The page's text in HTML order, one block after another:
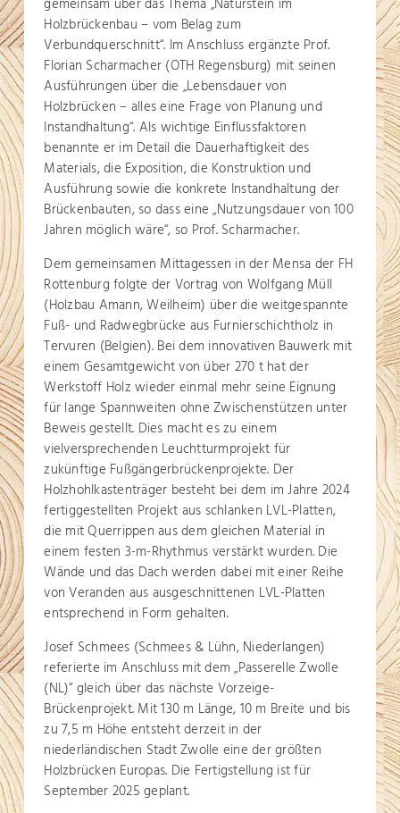
gemeinsam über das Thema „Naturstein im
Holzbrückenbau – vom Belag zum
Verbundquerschnitt“. Im Anschluss ergänzte Prof.
Florian Scharmacher (OTH Regensburg) mit seinen
Ausführungen über die „Lebensdauer von
Holzbrücken – alles eine Frage von Planung und
Instandhaltung“. Als wichtige Einflussfaktoren
benannte er im Detail die Dauerhaftigkeit des
Materials, die Exposition, die Konstruktion und
Ausführung sowie die konkrete Instandhaltung der
Brückenbauten, so dass eine „Nutzungsdauer von 100
Jahren möglich wäre“, so Prof. Scharmacher.
Dem gemeinsamen Mittagessen in der Mensa der FH
Rottenburg folgte der Vortrag von Wolfgang Müll
(Holzbau Amann, Weilheim) über die weitgespannte
Fuß- und Radwegbrücke aus Furnierschichtholz in
Tervuren (Belgien). Bei dem innovativen Bauwerk mit
einem Gesamtgewicht von über 270 t hat der
Werkstoff Holz wieder einmal mehr seine Eignung
für lange Spannweiten ohne Zwischenstützen unter
Beweis gestellt. Dies macht es zu einem
vielversprechenden Leuchtturmprojekt für
zukünftige Fußgängerbrückenprojekte. Der
Holzhohlkastenträger besteht bei dem im Jahre 2024
fertiggestellten Projekt aus schlanken LVL-Platten,
die mit Querrippen aus dem gleichen Material in
einem festen 3-m-Rhythmus verstärkt wurden. Die
Wände und das Dach werden dabei mit einer Reihe
von Veranden aus ausgeschnittenen LVL-Platten
entsprechend in Form gehalten.
Josef Schmees (Schmees & Lühn, Niederlangen)
referierte im Anschluss mit dem „Passerelle Zwolle
(NL)“ gleich über das nächste Vorzeige-
Brückenprojekt. Mit 130 m Länge, 10 m Breite und bis
zu 7,5 m Höhe entsteht derzeit in der
niederländischen Stadt Zwolle eine der größten
Holzbrücken Europas. Die Fertigstellung ist für
September 2025 geplant.